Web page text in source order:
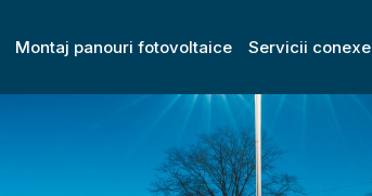
Montaj panouri fotovoltaice Servicii conexe